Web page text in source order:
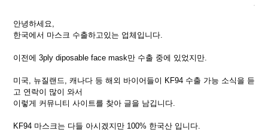
안녕하세요,
한국에서 마스크 수출하고있는 업체입니다.
이전에 3ply diposable face mask만 수출 중에 있었지만.
미국, 뉴질랜드, 캐나다 등 해외 바이어들이 KF94 수출 가능 소식을 듣
고 연락이 많이 와서
이렇게 커뮤니티 사이트를 찾아 글을 남깁니다.
KF94 마스크는 다들 아시겠지만 100% 한국산 입니다.